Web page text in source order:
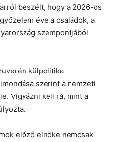
beszélt, hogy a 2026-os
éve a családok, a
szempontjából
külpolitika
szerint a nemzeti
Vigyázni kell rá, mint a
előző elnöke nemcsak